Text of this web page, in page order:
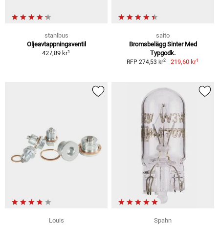
stahlbus
Oljeavtappningsventil
427,89 kr1
saito
Bromsbelägg Sinter Med
Typgodk.
RFP 274,53 kr2 219,60 kr1
Louis
Spahn